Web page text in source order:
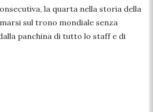
la quarta nella storia della
sul trono mondiale senza
panchina di tutto lo staff e di